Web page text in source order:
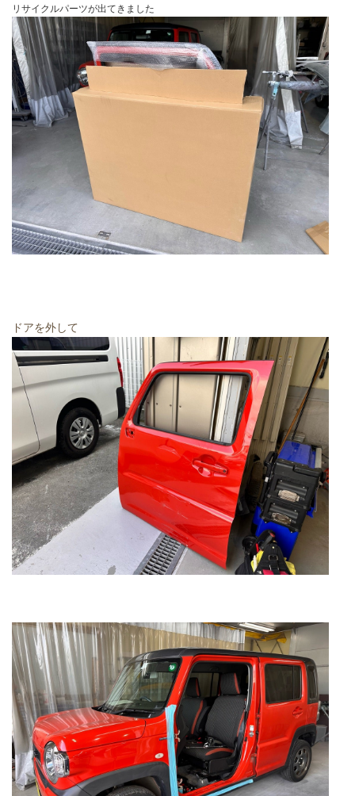
リサイクルパーツが出てきました
ドアを外して